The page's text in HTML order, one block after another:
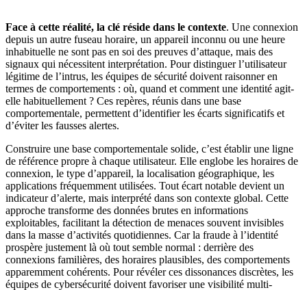
Face à cette réalité, la clé réside dans le contexte. Une connexion
depuis un autre fuseau horaire, un appareil inconnu ou une heure
inhabituelle ne sont pas en soi des preuves d’attaque, mais des
signaux qui nécessitent interprétation. Pour distinguer l’utilisateur
légitime de l’intrus, les équipes de sécurité doivent raisonner en
termes de comportements : où, quand et comment une identité agit-
elle habituellement ? Ces repères, réunis dans une base
comportementale, permettent d’identifier les écarts significatifs et
d’éviter les fausses alertes.
Construire une base comportementale solide, c’est établir une ligne
de référence propre à chaque utilisateur. Elle englobe les horaires de
connexion, le type d’appareil, la localisation géographique, les
applications fréquemment utilisées. Tout écart notable devient un
indicateur d’alerte, mais interprété dans son contexte global. Cette
approche transforme des données brutes en informations
exploitables, facilitant la détection de menaces souvent invisibles
dans la masse d’activités quotidiennes. Car la fraude à l’identité
prospère justement là où tout semble normal : derrière des
connexions familières, des horaires plausibles, des comportements
apparemment cohérents. Pour révéler ces dissonances discrètes, les
équipes de cybersécurité doivent favoriser une visibilité multi-